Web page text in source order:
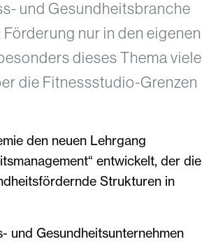
und Gesundheitsbranche
nur in den eigenen
dieses Thema viele
die Fitnessstudio-Grenzen
den neuen Lehrgang
entwickelt, der die
Strukturen in
und Gesundheitsunternehmen